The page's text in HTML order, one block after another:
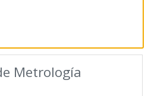
Metrología